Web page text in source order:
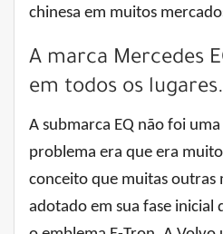
chinesa em muitos
A marca Mercedes
em todos os lugares.
A submarca EQ não foi
problema era que era
conceito que muitas outras
adotado em sua fase inicial